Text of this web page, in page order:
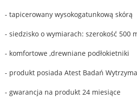
- tapicerowany wysokogatunkową skórą
- siedzisko o wymiarach: szerokość 500
- komfortowe ,drewniane podłokietniki
- produkt posiada Atest Badań
- gwarancja na produkt 24 miesiące